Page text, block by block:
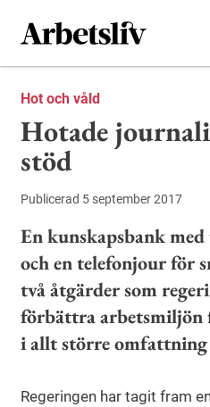
Hoppa till huvudinnehållet
Hot och våld
Hotade
stöd
Publicerad 5 september 2017
En kunskapsbank
och en telefonjour för
två åtgärder som
förbättra arbetsmiljön
i allt större
Regeringen har tagit fram